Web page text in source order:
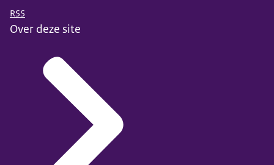
RSS
Over deze site